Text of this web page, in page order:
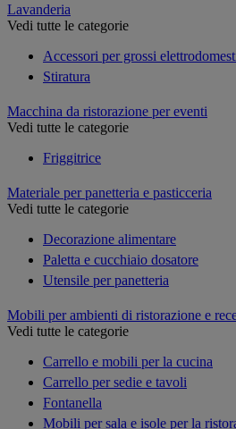
Lavanderia
Vedi tutte le categorie
Accessori per grossi
Stiratura
Macchina da ristorazione per eventi
Vedi tutte le categorie
Friggitrice
Materiale per panetteria e pasticceria
Vedi tutte le categorie
Decorazione alimentare
Paletta e cucchiaio dosatore
Utensile per panetteria
Mobili per ambienti di ristorazione e
Vedi tutte le categorie
Carrello e mobili per la cucina
Carrello per sedie e tavoli
Fontanella
Mobili per sala e isole per la